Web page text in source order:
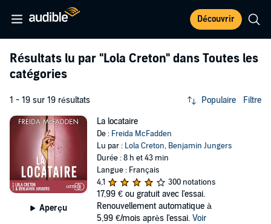
Découvrir
Résultats lu par "Lola Creton" dans Toutes les
catégories
1 - 19 sur 19 résultats Populaire Filtre
Aperçu
La locataire
De : Freida McFadden
Lu par : Lola Creton, Benjamin Jungers
Durée : 8 h et 43 min
Langue : Français
4,1
300 notations
17,99 € ou gratuit avec l'essai.
Renouvellement automatique à
5,99 €/mois après l'essai. Voir